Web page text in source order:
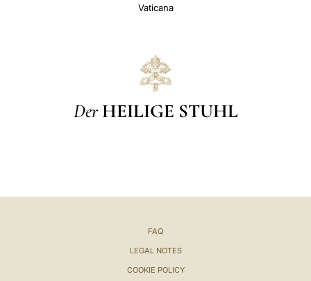
Vaticana
Der HEILIGE STUHL
FAQ
LEGAL NOTES
COOKIE POLICY